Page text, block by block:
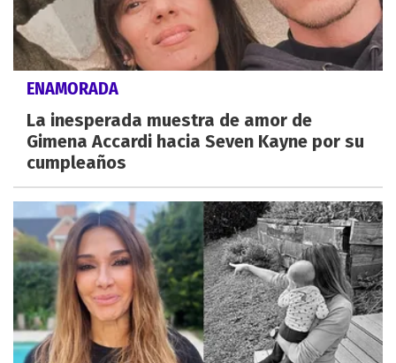
ENAMORADA
La inesperada muestra de amor de
Gimena Accardi hacia Seven Kayne por su
cumpleaños